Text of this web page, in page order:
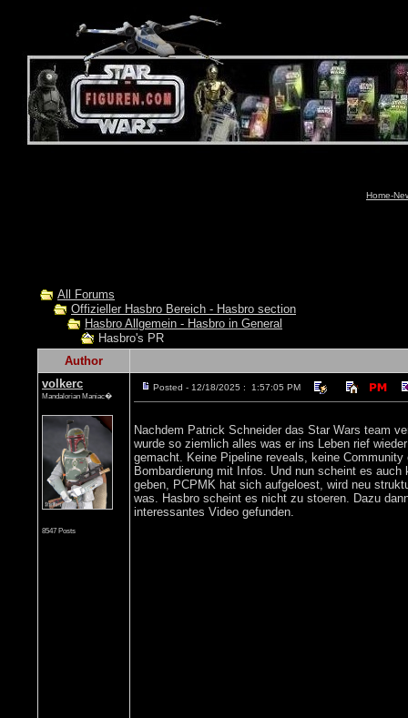
Home-
All Forums
Offizieller Hasbro Bereich - Hasbro section
Hasbro Allgemein - Hasbro in General
Hasbro's PR
Author
volkerc
Mandalorian Maniac�
8547 Posts
Posted - 12/18/2025 : 1:57:05 PM
Nachdem Patrick Schneider das Star Wars team
wurde so ziemlich alles was er ins Leben rief
gemacht. Keine Pipeline reveals, keine
Bombardierung mit Infos. Und nun scheint es auch
geben, PCPMK hat sich aufgeloest, wird neu
was. Hasbro scheint es nicht zu stoeren. Dazu
interessantes Video gefunden.